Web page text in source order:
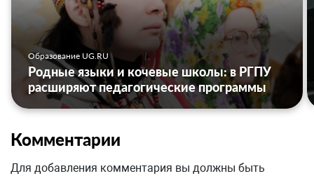
Образование UG.RU
Родные языки и кочевые школы: в РГПУ
расширяют педагогические программы
Комментарии
Для добавления комментария вы должны быть